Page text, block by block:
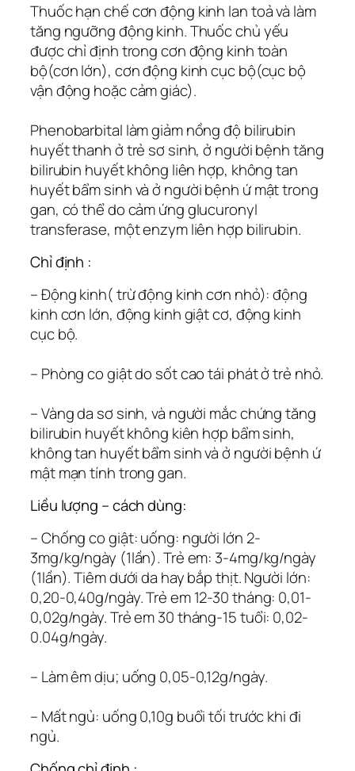
Thuốc hạn chế cơn động kinh lan toả và làm
tăng ngưỡng động kinh. Thuốc chủ yếu
được chỉ định trong cơn động kinh toàn
bộ(cơn lớn), cơn động kinh cục bộ(cục bộ
vận động hoặc cảm giác).
Phenobarbital làm giảm nồng độ bilirubin
huyết thanh ở trẻ sơ sinh, ở người bệnh tăng
bilirubin huyết không liên hợp, không tan
huyết bẩm sinh và ở người bệnh ứ mật trong
gan, có thể do cảm ứng glucuronyl
transferase, một enzym liên hợp bilirubin.
Chỉ định :
– Động kinh( trừ động kinh cơn nhỏ): động
kinh cơn lớn, động kinh giật cơ, động kinh
cục bộ.
– Phòng co giật do sốt cao tái phát ở trẻ nhỏ.
– Vàng da sơ sinh, và người mắc chứng tăng
bilirubin huyết không kiên hợp bẩm sinh,
không tan huyết bẩm sinh và ở người bệnh ứ
mật mạn tính trong gan.
Liều lượng – cách dùng:
– Chống co giật: uống: người lớn 2-
3mg/kg/ngày (1lần). Trẻ em: 3-4mg/kg/ngày
(1lần). Tiêm dưới da hay bắp thịt. Người lớn:
0,20-0,40g/ngày. Trẻ em 12-30 tháng: 0,01-
0,02g/ngày. Trẻ em 30 tháng-15 tuổi: 0,02-
0.04g/ngày.
– Làm êm dịu; uống 0,05-0,12g/ngày.
– Mất ngủ: uống 0,10g buổi tối trước khi đi
ngủ.